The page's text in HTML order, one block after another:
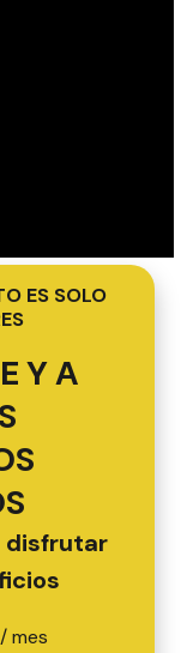
ES SOLO
Y A
disfrutar
/ mes